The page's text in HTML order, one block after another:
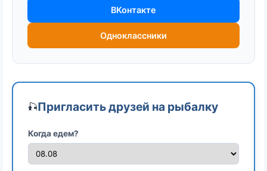
ВКонтакте
Одноклассники
🎣Пригласить друзей на рыбалку
Когда едем?